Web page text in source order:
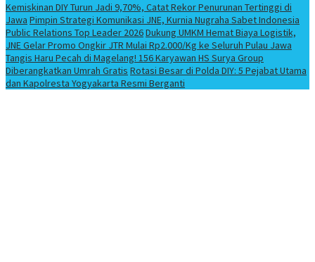
Kemiskinan DIY Turun Jadi 9,70%, Catat Rekor Penurunan Tertinggi di
Jawa Pimpin Strategi Komunikasi JNE, Kurnia Nugraha Sabet Indonesia
Public Relations Top Leader 2026Dukung UMKM Hemat Biaya Logistik,
JNE Gelar Promo Ongkir JTR Mulai Rp2.000/Kg ke Seluruh Pulau Jawa
Tangis Haru Pecah di Magelang! 156 Karyawan HS Surya Group
Diberangkatkan Umrah Gratis Rotasi Besar di Polda DIY: 5 Pejabat Utama
dan Kapolresta Yogyakarta Resmi Berganti